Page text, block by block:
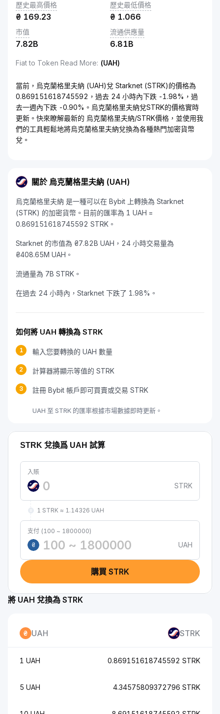
歷史最高價格
₴ 169.23
歷史最低價格
₴ 1.066
市值
7.82B
流通供應量
6.81B
Fiat to Token Read More: (UAH)
當前，烏克蘭格里夫納 (UAH)兌 Starknet (STRK)的價格為
0.869151618745592，過去 24 小時內下跌 -1.98%，過
去一週內下跌 -0.90%。烏克蘭格里夫納兌STRK的價格實時
更新。快來瞭解最新的 烏克蘭格里夫納/STRK價格，並使用我
們的工具輕鬆地將烏克蘭格里夫納兌換為各種熱門加密貨幣
兌。
關於 烏克蘭格里夫納 (UAH)
烏克蘭格里夫納 是一種可以在 Bybit 上轉換為 Starknet
(STRK) 的加密貨幣。目前的匯率為 1 UAH =
0.869151618745592 STRK。
Starknet 的市值為 ₴7.82B UAH，24 小時交易量為
₴408.65M UAH。
流通量為 7B STRK。
在過去 24 小時內，Starknet 下跌了 1.98%。
如何將 UAH 轉換為 STRK
1 輸入您要轉換的 UAH 數量
2 計算器將顯示等值的 STRK
3 註冊 Bybit 帳戶即可買賣或交易 STRK
UAH 至 STRK 的匯率根據市場數據即時更新。
STRK 兌換爲 UAH 試算
入賬
STRK
1 STRK ≈ 1.14326 UAH
支付 (100 ~ 1800000)
₴
UAH
購買 STRK
將 UAH 兌換為 STRK
UAH STRK
1 UAH 0.869151618745592 STRK
5 UAH 4.34575809372796 STRK